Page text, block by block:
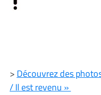
> Découvrez des
/ Il est revenu »